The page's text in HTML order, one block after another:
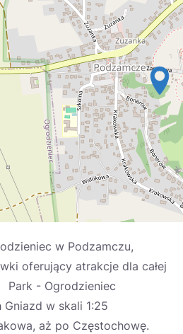
日本
w Podzamczu,
oferujący atrakcje dla całej
- Ogrodzieniec
w skali 1:25
aż po Częstochowę.